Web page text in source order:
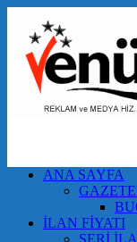
ANA SAYFA
İLAN FİYATI
SERİ